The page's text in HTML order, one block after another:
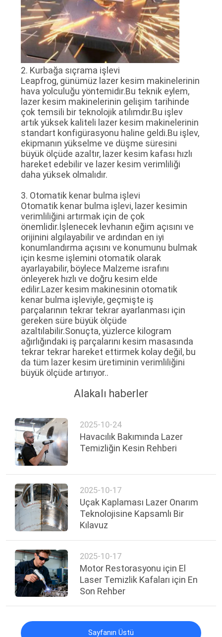
2. Kurbağa sıçrama işlevi
Leapfrog, günümüz lazer kesim makinelerinin
hava yolculuğu yöntemidir.Bu teknik eylem,
lazer kesim makinelerinin gelişim tarihinde
çok temsili bir teknolojik atılımdır.Bu işlev
artık yüksek kaliteli lazer kesim makinelerinin
standart konfigürasyonu haline geldi.Bu işlev,
ekipmanın yükselme ve düşme süresini
büyük ölçüde azaltır, lazer kesim kafası hızlı
hareket edebilir ve lazer kesim verimliliği
daha yüksek olmalıdır.
3. Otomatik kenar bulma işlevi
Otomatik kenar bulma işlevi, lazer kesimin
verimliliğini artırmak için de çok
önemlidir.İşlenecek levhanın eğim açısını ve
orijinini algılayabilir ve ardından en iyi
konumlandırma açısını ve konumunu bulmak
için kesme işlemini otomatik olarak
ayarlayabilir, böylece Malzeme israfını
önleyerek hızlı ve doğru kesim elde
edilir.Lazer kesim makinesinin otomatik
kenar bulma işleviyle, geçmişte iş
parçalarının tekrar tekrar ayarlanması için
gereken süre büyük ölçüde
azaltılabilir.Sonuçta, yüzlerce kilogram
ağırlığındaki iş parçalarını kesim masasında
tekrar tekrar hareket ettirmek kolay değil, bu
da tüm lazer kesim üretiminin verimliliğini
büyük ölçüde artırıyor..
Alakalı haberler
2025-10-24
Havacılık Bakımında Lazer
Temizliğin Kesin Rehberi
2025-10-17
Uçak Kaplaması Lazer Onarım
Teknolojisine Kapsamlı Bir
Kılavuz
2025-10-17
Motor Restorasyonu için El
Laser Temizlik Kafaları için En
Son Rehber
Sayfanın Üstü